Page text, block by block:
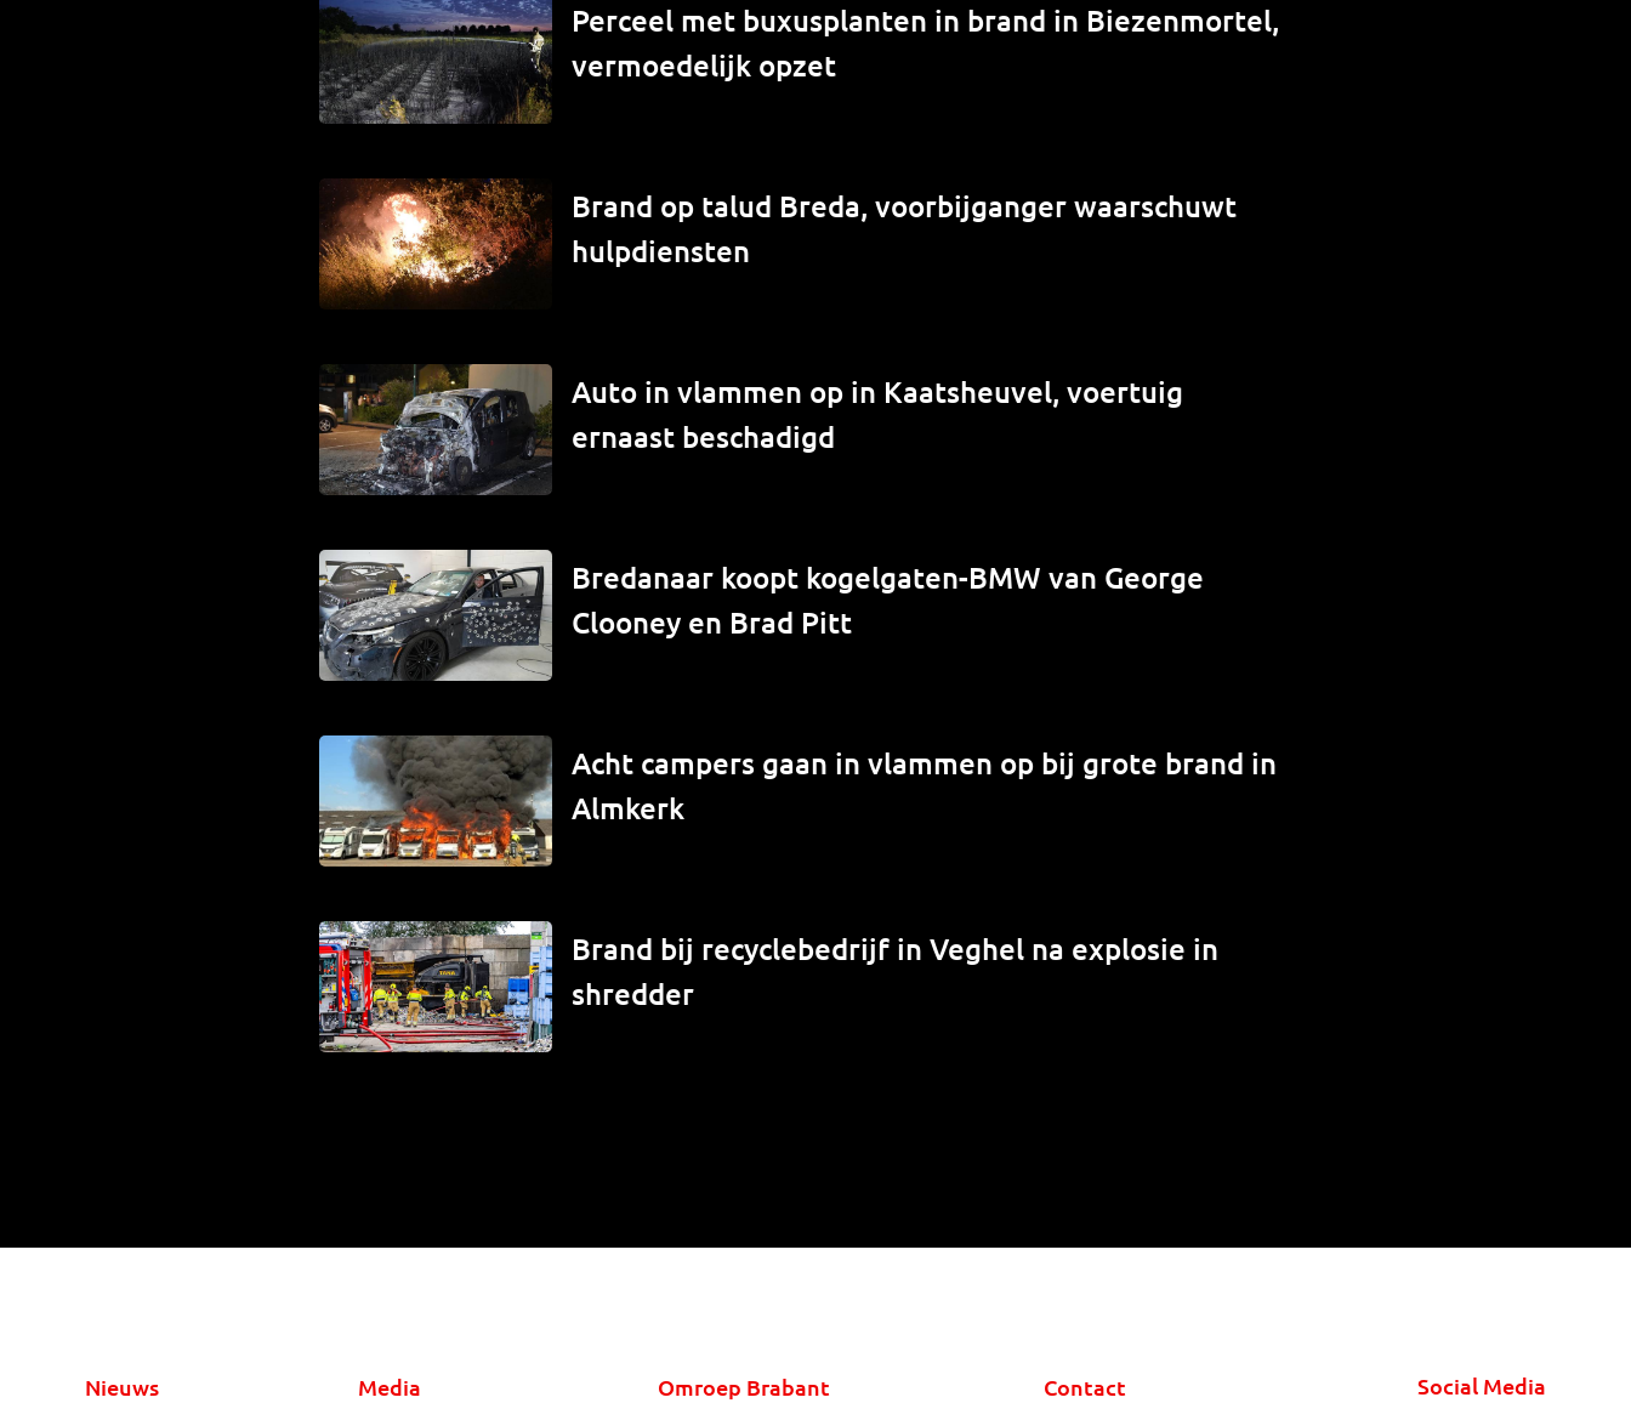
Perceel met buxusplanten in brand in Biezenmortel,
vermoedelijk opzet
Brand op talud Breda, voorbijganger waarschuwt
hulpdiensten
Auto in vlammen op in Kaatsheuvel, voertuig
ernaast beschadigd
Bredanaar koopt kogelgaten-BMW van George
Clooney en Brad Pitt
Acht campers gaan in vlammen op bij grote brand in
Almkerk
Brand bij recyclebedrijf in Veghel na explosie in
shredder
Nieuws Media Omroep Brabant Contact Social Media